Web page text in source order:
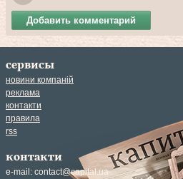
Добавить комментарий
сервисы
новини компаній
реклама
контакти
правила
rss
контакти
e-mail: contact@capital.ua